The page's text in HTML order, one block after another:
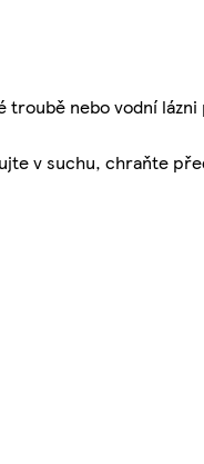
nebo vodní
v suchu, chraňte